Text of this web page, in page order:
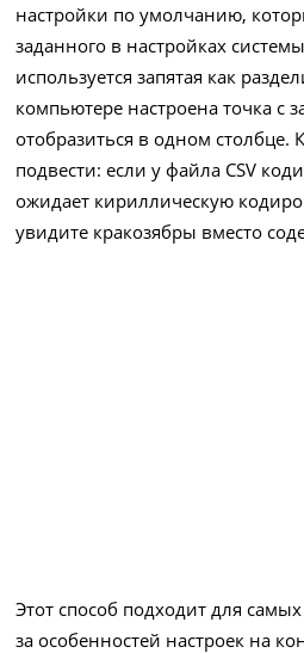
настройки по умолчанию,
заданного в настройках
используется запятая как
компьютере настроена точка с
отобразиться в одном столбце.
подвести: если у файла CSV
ожидает кириллическую
увидите кракозябры вместо
Этот способ подходит для
за особенностей настроек на